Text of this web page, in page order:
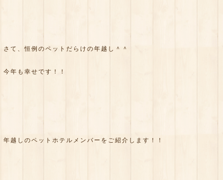
さて、恒例のペットだらけの年越し＾＾
今年も幸せです！！
年越しのペットホテルメンバーをご紹介します！！